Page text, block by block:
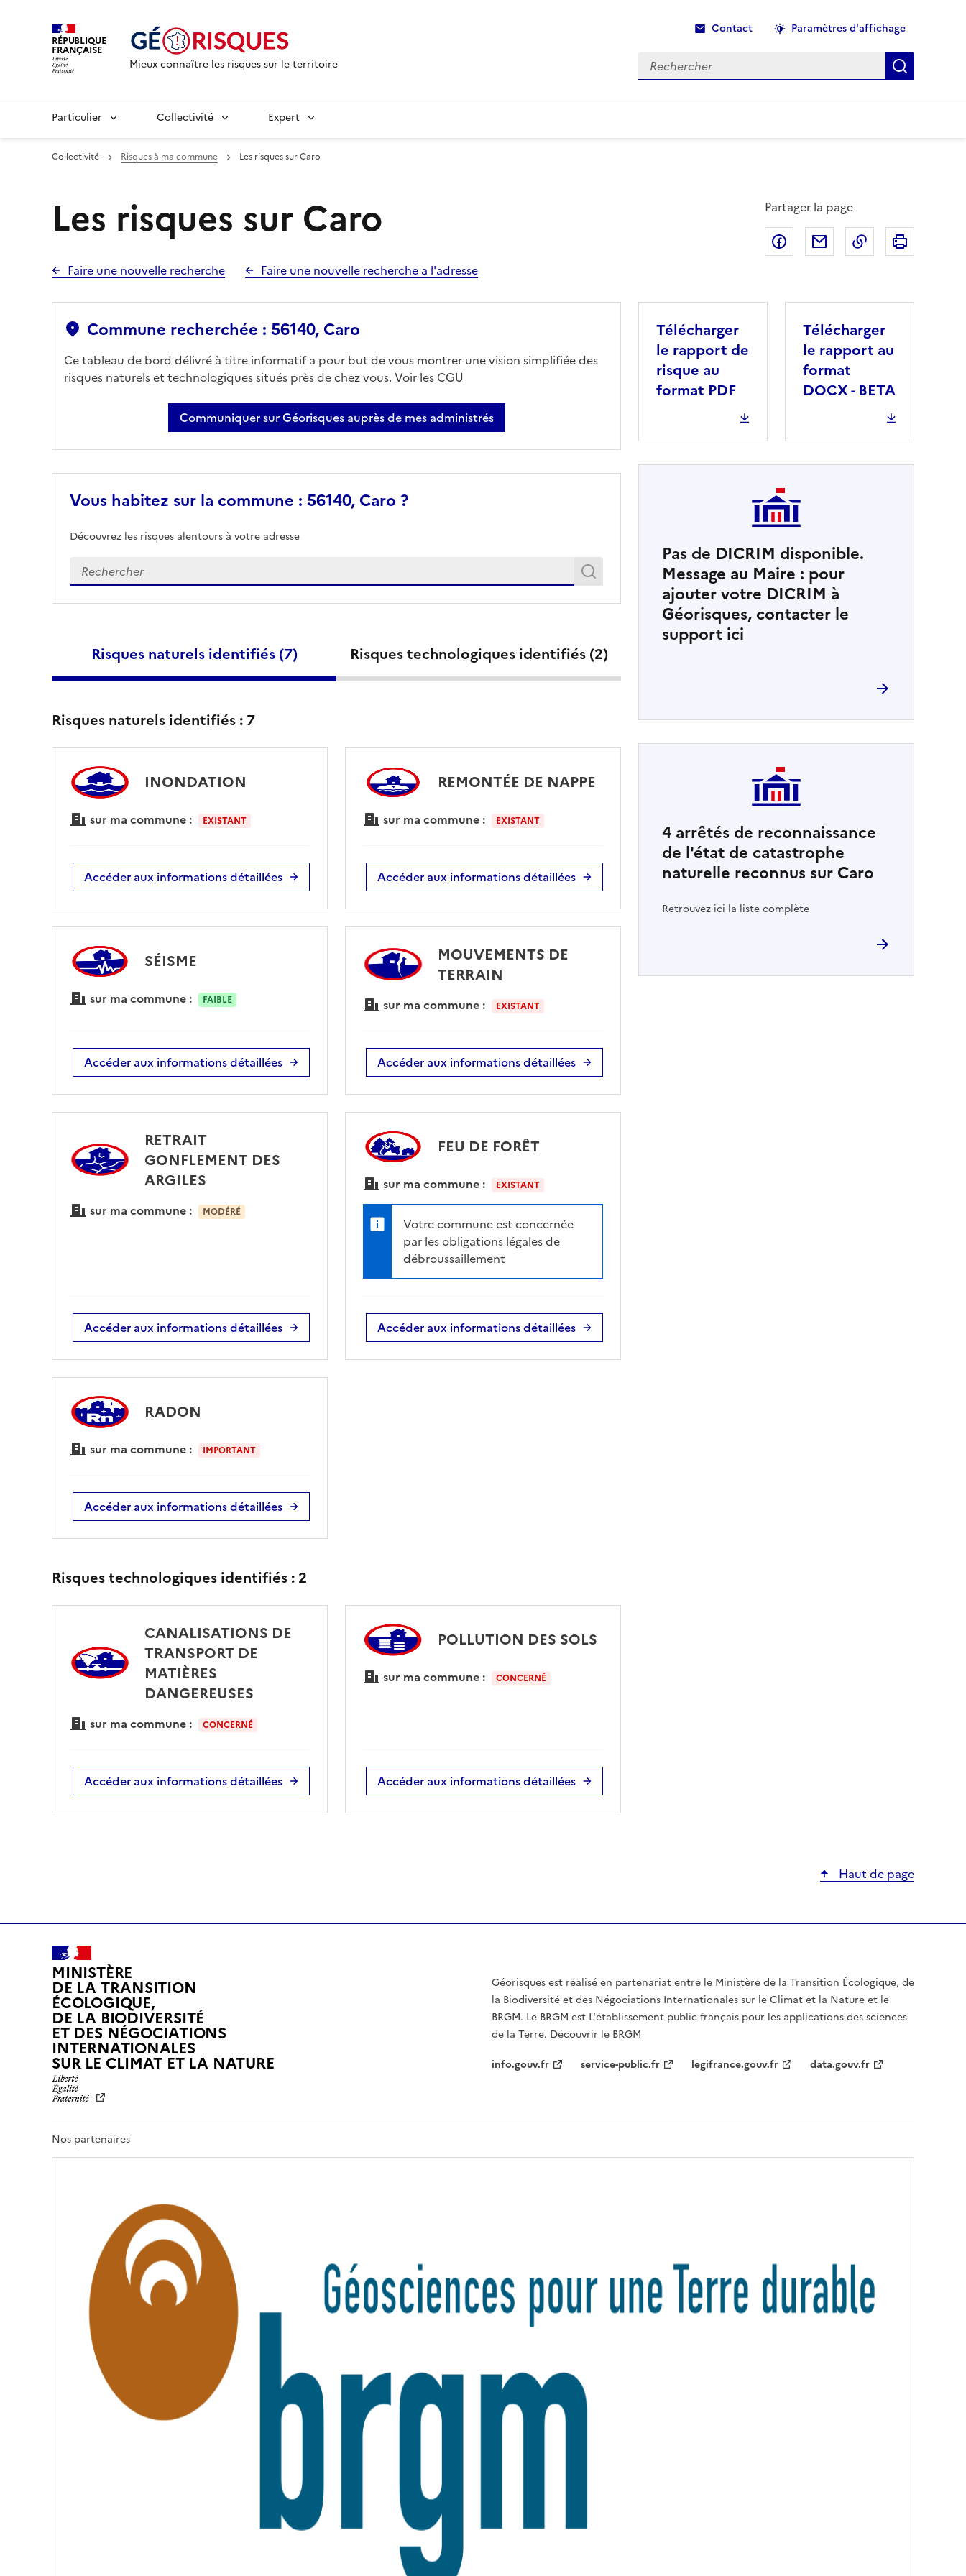
RÉPUBLIQUE
FRANÇAISE
Mieux connaître les risques sur le territoire
Contact Paramètres d'affichage
Rechercher Recherche
Particulier Collectivité Expert
Collectivité Risques à ma commune Les risques sur Caro
Les risques sur Caro
Faire une nouvelle recherche Faire une nouvelle recherche a l'adresse
Partager la page
Partager sur Facebook
Partager par email
Copier dans le
Commune recherchée : 56140, Caro
Ce tableau de bord délivré à titre informatif a pour but de vous montrer une vision simplifiée des
risques naturels et technologiques situés près de chez vous. Voir les CGU
Communiquer sur Géorisques auprès de mes administrés
Vous habitez sur la commune : 56140, Caro ?
Découvrez les risques alentours à votre adresse
Veuillez renseigner votre adresse exacte Rechercher
Recherche
Risques naturels identifiés (7) Risques technologiques identifiés (2)
Risques naturels identifiés : 7
INONDATION
sur ma commune : EXISTANT
Accéder aux informations détaillées
REMONTÉE DE NAPPE
sur ma commune : EXISTANT
Accéder aux informations détaillées
SÉISME
sur ma commune : FAIBLE
Accéder aux informations détaillées
MOUVEMENTS DE
TERRAIN
sur ma commune : EXISTANT
Accéder aux informations détaillées
RETRAIT
GONFLEMENT DES
ARGILES
sur ma commune : MODÉRÉ
Accéder aux informations détaillées
FEU DE FORÊT
sur ma commune : EXISTANT
Votre commune est concernée
par les obligations légales de
débroussaillement
Accéder aux informations détaillées
RADON
sur ma commune : IMPORTANT
Accéder aux informations détaillées
Risques technologiques identifiés : 2
CANALISATIONS DE
TRANSPORT DE
MATIÈRES
DANGEREUSES
sur ma commune : CONCERNÉ
Accéder aux informations détaillées
POLLUTION DES SOLS
sur ma commune : CONCERNÉ
Accéder aux informations détaillées
Télécharger
le rapport de
risque au
format PDF
Télécharger
le rapport au
format
DOCX - BETA
Pas de DICRIM disponible.
Message au Maire : pour
ajouter votre DICRIM à
Géorisques, contacter le
support ici
4 arrêtés de reconnaissance
de l'état de catastrophe
naturelle reconnus sur Caro
Retrouvez ici la liste complète
Haut de page
MINISTÈRE
DE LA TRANSITION
ÉCOLOGIQUE,
DE LA BIODIVERSITÉ
ET DES NÉGOCIATIONS
INTERNATIONALES
SUR LE CLIMAT ET LA NATUREL
R
É
R
R
N
T
Géorisques est réalisé en partenariat entre le Ministère de la Transition Écologique, de
la Biodiversité et des Négociations Internationales sur le Climat et la Nature et le
BRGM. Le BRGM est L'établissement public français pour les applications des sciences
de la Terre. Découvrir le BRGM
info.gouv.fr
service-public.fr legifrance.gouv.fr data.gouv.fr
Nos partenaires